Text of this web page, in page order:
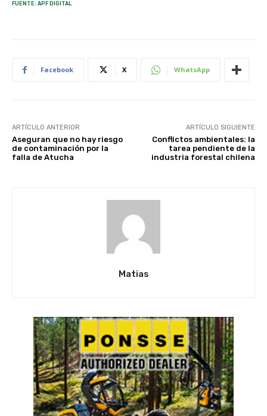
FUENTE: APF DIGITAL
Facebook X WhatsApp
ARTÍCULO ANTERIOR
Aseguran que no hay riesgo
de contaminación por la
falla de Atucha
ARTÍCULO SIGUIENTE
Conflictos ambientales: la
tarea pendiente de la
industria forestal chilena
Matias